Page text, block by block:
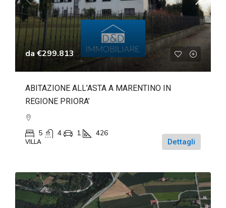
da€299.813
ABITAZIONE ALL’ASTA A MARENTINO IN
REGIONE PRIORA’
5 4 1 426
VILLA Dettagli